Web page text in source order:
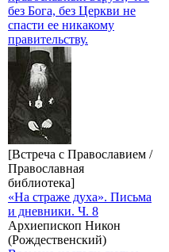
без Бога, без Церкви не
спасти ее никакому
правительству.
[Встреча с Православием /
Православная
библиотека]
«На страже духа». Письма
и дневники. Ч. 8
Архиепископ Никон
(Рождественский)